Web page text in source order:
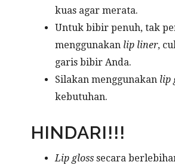
kuas agar merata.
Untuk bibir penuh, tak
menggunakan lip liner,
garis bibir Anda.
Silakan menggunakan lip
kebutuhan.
HINDARI!!!
Lip gloss secara